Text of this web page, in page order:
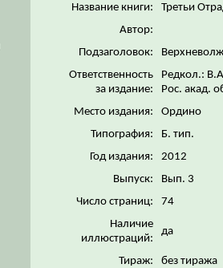
Название книги:
Третьи
Автор:
Подзаголовок:
Ответственность
за издание:
Редкол.:
Рос. акад.
Место издания:
Ордино
Типография:
Б. тип.
Год издания:
2012
Выпуск:
Вып. 3
Число страниц:
74
Наличие
иллюстраций:
да
Тираж:
без тиража